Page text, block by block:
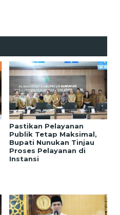
Pastikan Pelayanan
Publik Tetap Maksimal,
Bupati Nunukan Tinjau
Proses Pelayanan di
Instansi